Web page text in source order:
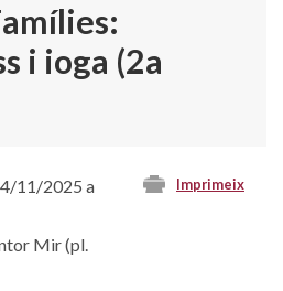
i ioga (2a
Imprimeix
11/2025 a
Mir (pl.